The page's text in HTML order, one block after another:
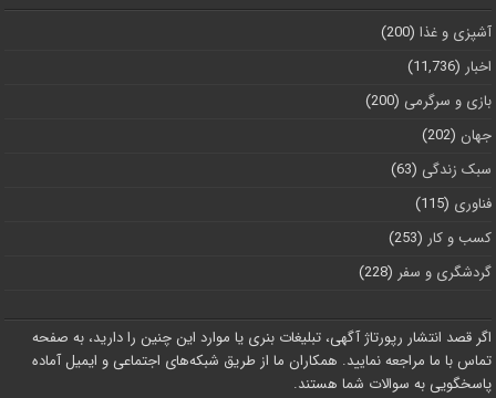
آشپزی و غذا (200)
اخبار (11,736)
بازی و سرگرمی (200)
جهان (202)
سبک زندگی (63)
فناوری (115)
کسب و کار (253)
گردشگری و سفر (228)
اگر قصد انتشار رپورتاژ آگهی، تبلیغات بنری یا موارد این چنین را دارید، به صفحه
تماس با ما مراجعه نمایید. همکاران ما از طریق شبکه‌های اجتماعی و ایمیل آماده
پاسخگویی به سوالات شما هستند.